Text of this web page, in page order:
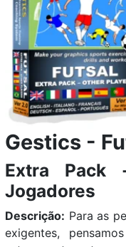
Gestics -
Extra Pack
Jogadores
Descrição: Para as
exigentes,